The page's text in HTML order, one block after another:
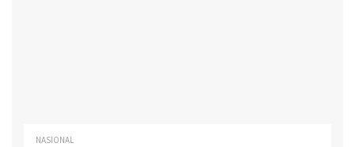
NASIONAL